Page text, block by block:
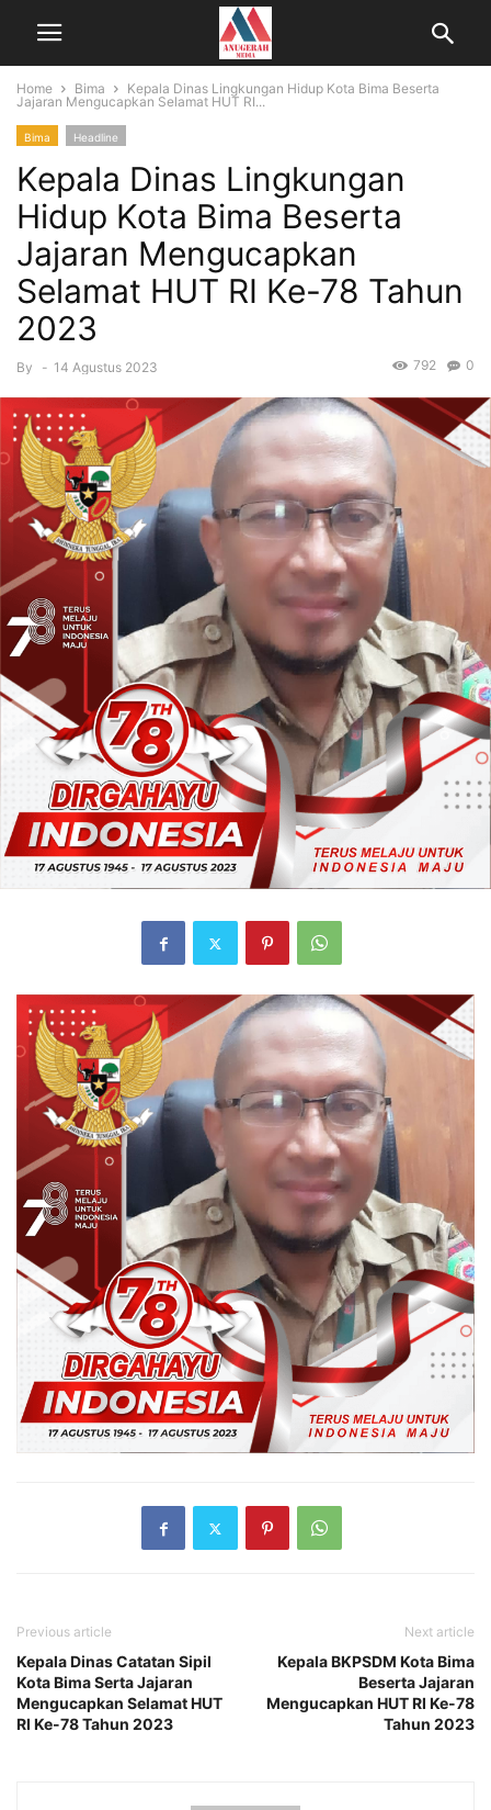
Home Bima
Kepala Dinas Lingkungan Hidup Kota Bima Beserta
Jajaran Mengucapkan Selamat HUT RI...
Bima Headline
Kepala Dinas Lingkungan
Hidup Kota Bima Beserta
Jajaran Mengucapkan
Selamat HUT RI Ke-78 Tahun
2023
By - 14 Agustus 2023 0
792
Previous article
Kepala Dinas Catatan Sipil
Kota Bima Serta Jajaran
Mengucapkan Selamat HUT
RI Ke-78 Tahun 2023
Next article
Kepala BKPSDM Kota Bima
Beserta Jajaran
Mengucapkan HUT RI Ke-78
Tahun 2023